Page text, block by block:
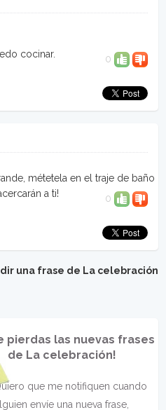
cocinar.
0
métetela en el traje de baño
a ti!
0
una frase de La celebración
pierdas las nuevas frases
de La celebración!
que me notifiquen cuando
envíe una nueva frase,